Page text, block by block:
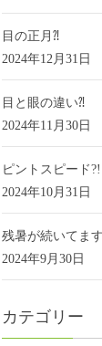
目の正月⁈
2024年12月31日
目と眼の違い⁈
2024年11月30日
ピントスピード?!
2024年10月31日
残暑が続いてます
2024年9月30日
カテゴリー